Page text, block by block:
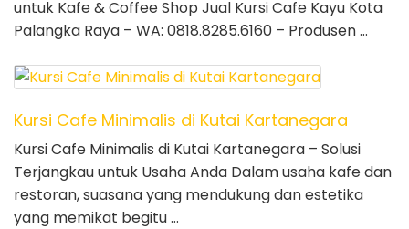
untuk Kafe & Coffee Shop Jual Kursi Cafe Kayu Kota
Palangka Raya – WA: 0818.8285.6160 – Produsen …
Kursi Cafe Minimalis di Kutai Kartanegara
Kursi Cafe Minimalis di Kutai Kartanegara – Solusi
Terjangkau untuk Usaha Anda Dalam usaha kafe dan
restoran, suasana yang mendukung dan estetika
yang memikat begitu …